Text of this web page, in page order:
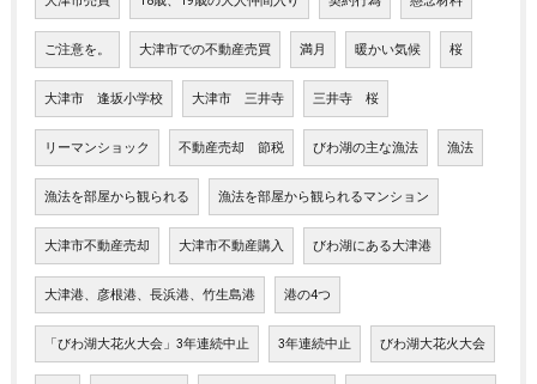
ご注意を。 大津市での不動産売買 満月 暖かい気候 桜
大津市 逢坂小学校 大津市 三井寺 三井寺 桜
リーマンショック 不動産売却 節税 びわ湖の主な漁法 漁法
漁法を部屋から観られる 漁法を部屋から観られるマンション
大津市不動産売却 大津市不動産購入 びわ湖にある大津港
大津港、彦根港、長浜港、竹生島港 港の4つ
「びわ湖大花火大会」3年連続中止 3年連続中止 びわ湖大花火大会